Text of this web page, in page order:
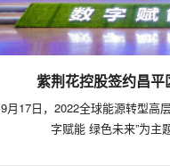
紫荆花控股签约昌
9月17日，2022全球能源转型高
字赋能 绿色未来”为主